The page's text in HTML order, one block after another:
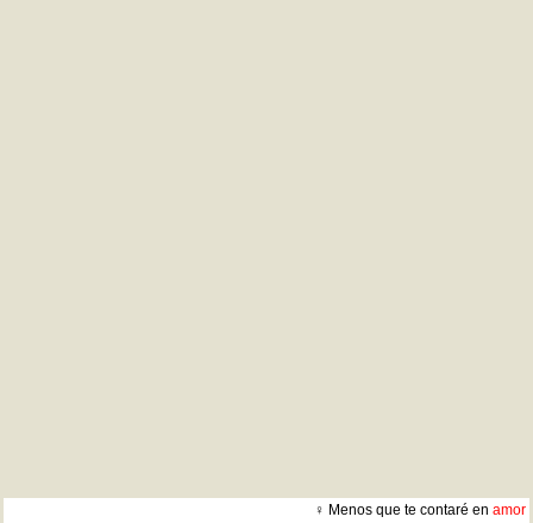
♀ Menos que te contaré en amor